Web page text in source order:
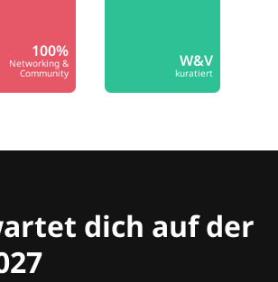
100%
Networking &
Community
W&V
kuratiert
dich auf der